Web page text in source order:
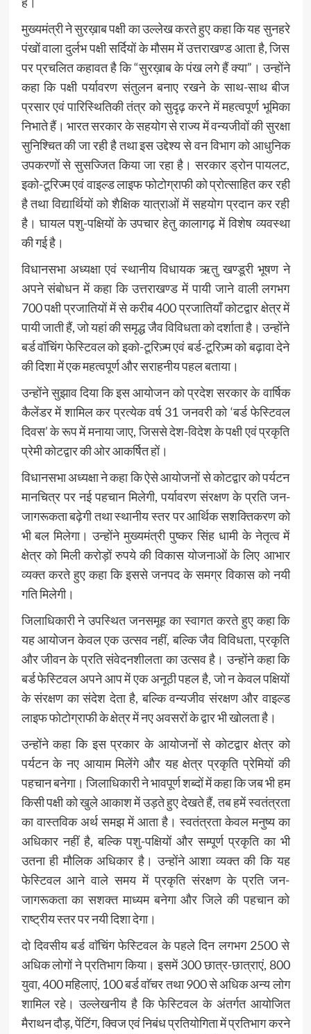
मुख्यमंत्री ने सुरख़ाब पक्षी का उल्लेख करते हुए कहा कि यह सुनहरे
पंखों वाला दुर्लभ पक्षी सर्दियों के मौसम में उत्तराखण्ड आता है, जिस
पर प्रचलित कहावत है कि “सुरख़ाब के पंख लगे हैं क्या”। उन्होंने
कहा कि पक्षी पर्यावरण संतुलन बनाए रखने के साथ-साथ बीज
प्रसार एवं पारिस्थितिकी तंत्र को सुदृढ़ करने में महत्वपूर्ण भूमिका
निभाते हैं। भारत सरकार के सहयोग से राज्य में वन्यजीवों की सुरक्षा
सुनिश्चित की जा रही है तथा इस उद्देश्य से वन विभाग को आधुनिक
उपकरणों से सुसज्जित किया जा रहा है। सरकार ड्रोन पायलट,
इको-टूरिज्म एवं वाइल्ड लाइफ फोटोग्राफी को प्रोत्साहित कर रही
है तथा विद्यार्थियों को शैक्षिक यात्राओं में सहयोग प्रदान कर रही
है। घायल पशु-पक्षियों के उपचार हेतु कालागढ़ में विशेष व्यवस्था
की गई है।
विधानसभा अध्यक्षा एवं स्थानीय विधायक ऋतु खण्डूरी भूषण ने
अपने संबोधन में कहा कि उत्तराखण्ड में पायी जाने वाली लगभग
700 पक्षी प्रजातियों में से करीब 400 प्रजातियाँ कोटद्वार क्षेत्र में
पायी जाती हैं, जो यहां की समृद्ध जैव विविधता को दर्शाता है। उन्होंने
बर्ड वॉचिंग फेस्टिवल को इको-टूरिज़्म एवं बर्ड-टूरिज़्म को बढ़ावा देने
की दिशा में एक महत्वपूर्ण और सराहनीय पहल बताया।
उन्होंने सुझाव दिया कि इस आयोजन को प्रदेश सरकार के वार्षिक
कैलेंडर में शामिल कर प्रत्येक वर्ष 31 जनवरी को ‘बर्ड फेस्टिवल
दिवस’ के रूप में मनाया जाए, जिससे देश-विदेश के पक्षी एवं प्रकृति
प्रेमी कोटद्वार की ओर आकर्षित हों।
विधानसभा अध्यक्षा ने कहा कि ऐसे आयोजनों से कोटद्वार को पर्यटन
मानचित्र पर नई पहचान मिलेगी, पर्यावरण संरक्षण के प्रति जन-
जागरूकता बढ़ेगी तथा स्थानीय स्तर पर आर्थिक सशक्तिकरण को
भी बल मिलेगा। उन्होंने मुख्यमंत्री पुष्कर सिंह धामी के नेतृत्व में
क्षेत्र को मिली करोड़ों रुपये की विकास योजनाओं के लिए आभार
व्यक्त करते हुए कहा कि इससे जनपद के समग्र विकास को नयी
गति मिलेगी।
जिलाधिकारी ने उपस्थित जनसमूह का स्वागत करते हुए कहा कि
यह आयोजन केवल एक उत्सव नहीं, बल्कि जैव विविधता, प्रकृति
और जीवन के प्रति संवेदनशीलता का उत्सव है। उन्होंने कहा कि
बर्ड फेस्टिवल अपने आप में एक अनूठी पहल है, जो न केवल पक्षियों
के संरक्षण का संदेश देता है, बल्कि वन्यजीव संरक्षण और वाइल्ड
लाइफ फोटोग्राफी के क्षेत्र में नए अवसरों के द्वार भी खोलता है।
उन्होंने कहा कि इस प्रकार के आयोजनों से कोटद्वार क्षेत्र को
पर्यटन के नए आयाम मिलेंगे और यह क्षेत्र प्रकृति प्रेमियों की
पहचान बनेगा। जिलाधिकारी ने भावपूर्ण शब्दों में कहा कि जब भी हम
किसी पक्षी को खुले आकाश में उड़ते हुए देखते हैं, तब हमें स्वतंत्रता
का वास्तविक अर्थ समझ में आता है। स्वतंत्रता केवल मनुष्य का
अधिकार नहीं है, बल्कि पशु-पक्षियों और सम्पूर्ण प्रकृति का भी
उतना ही मौलिक अधिकार है। उन्होंने आशा व्यक्त की कि यह
फेस्टिवल आने वाले समय में प्रकृति संरक्षण के प्रति जन-
जागरूकता का सशक्त माध्यम बनेगा और जिले की पहचान को
राष्ट्रीय स्तर पर नयी दिशा देगा।
दो दिवसीय बर्ड वाॅचिंग फेस्टिवल के पहले दिन लगभग 2500 से
अधिक लोगों ने प्रतिभाग किया। इसमें 300 छात्र-छात्राएं, 800
युवा, 400 महिलाएं, 100 बर्ड वाॅचर तथा 900 से अधिक अन्य लोग
शामिल रहे। उल्लेखनीय है कि फेस्टिवल के अंतर्गत आयोजित
मैराथन दौड़, पेंटिंग, क्विज एवं निबंध प्रतियोगिता में प्रतिभाग करने